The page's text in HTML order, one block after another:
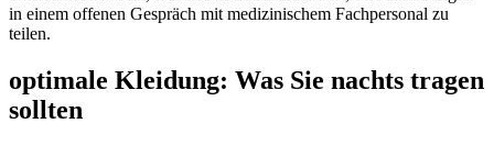
in einem offenen Gespräch mit medizinischem Fachpersonal zu
teilen.
optimale Kleidung: Was Sie nachts tragen
sollten